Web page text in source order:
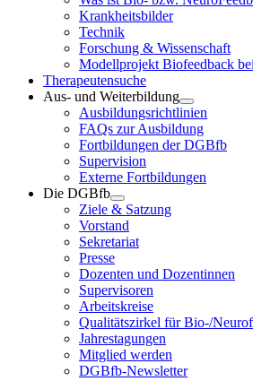
Krankheitsbilder
Technik
Forschung & Wissenschaft
Modellprojekt Biofeedback
Therapeutensuche
Aus- und Weiterbildung
Ausbildungsrichtlinien
FAQs zur Ausbildung
Fortbildungen der DGBfb
Supervision
Externe Fortbildungen
Die DGBfb
Ziele & Satzung
Vorstand
Sekretariat
Presse
Dozenten und Dozentinnen
Supervisoren
Arbeitskreise
Qualitätszirkel für Bio-/
Jahrestagungen
Mitglied werden
DGBfb-Newsletter